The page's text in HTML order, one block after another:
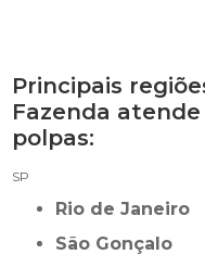
Principais
Fazenda
polpas:
SP
Rio de Janeiro
São Gonçalo